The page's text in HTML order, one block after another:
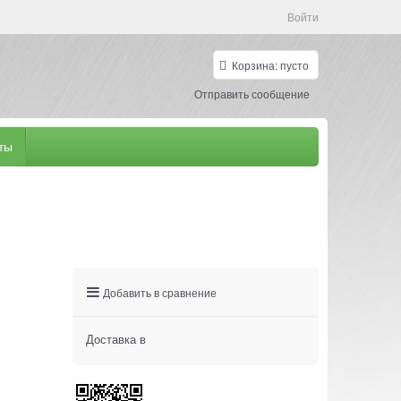
Войти
Корзина:пусто
Отправить сообщение
Добавить в сравнение
Доставка в